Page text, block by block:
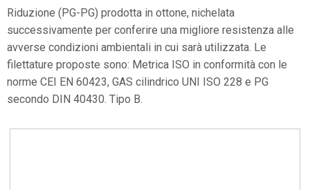
Riduzione (PG-PG) prodotta in ottone, nichelata
successivamente per conferire una migliore resistenza alle
avverse condizioni ambientali in cui sarà utilizzata. Le
filettature proposte sono: Metrica ISO in conformità con le
norme CEI EN 60423, GAS cilindrico UNI ISO 228 e PG
secondo DIN 40430. Tipo B.